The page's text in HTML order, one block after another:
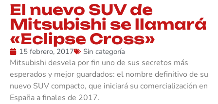
El nuevo SUV de
Mitsubishi se llamará
«Eclipse Cross»
15 febrero, 2017 Sin categoría
Mitsubishi desvela por fin uno de sus secretos más
esperados y mejor guardados: el nombre definitivo de su
nuevo SUV compacto, que iniciará su comercialización en
España a finales de 2017.